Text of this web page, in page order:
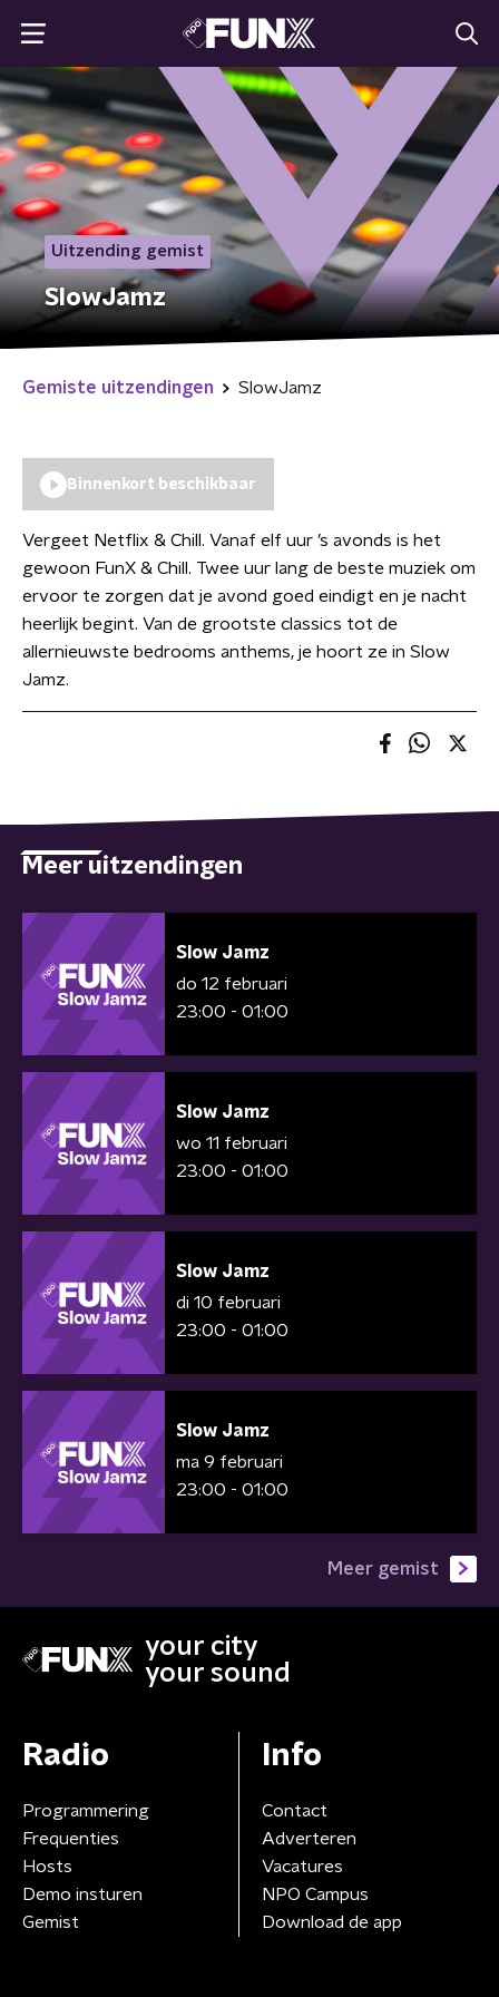
Uitzending gemist
SlowJamz
Gemiste uitzendingen SlowJamz
Binnenkort beschikbaar
Vergeet Netflix & Chill. Vanaf elf uur ’s avonds is het
gewoon FunX & Chill. Twee uur lang de beste muziek om
ervoor te zorgen dat je avond goed eindigt en je nacht
heerlijk begint. Van de grootste classics tot de
allernieuwste bedrooms anthems, je hoort ze in Slow
Jamz.
Meer uitzendingen
Slow Jamz
do 12 februari
23:00 - 01:00
Slow Jamz
wo 11 februari
23:00 - 01:00
Slow Jamz
di 10 februari
23:00 - 01:00
Slow Jamz
ma 9 februari
23:00 - 01:00
Meer gemist
your city
your sound
Radio
Programmering
Frequenties
Hosts
Demo insturen
Gemist
Info
Contact
Adverteren
Vacatures
NPO Campus
Download de app